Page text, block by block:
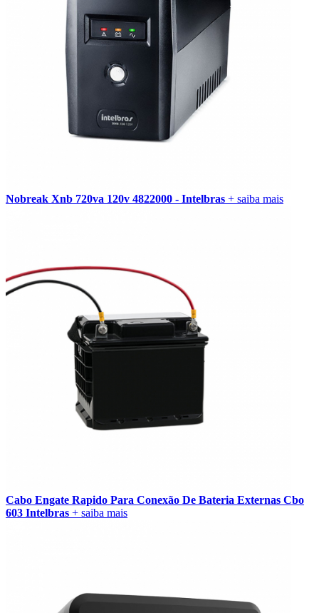
Nobreak Xnb 720va 120v 4822000 - Intelbras + saiba mais
Cabo Engate Rapido Para Conexão De Bateria Externas Cbo
603 Intelbras + saiba mais